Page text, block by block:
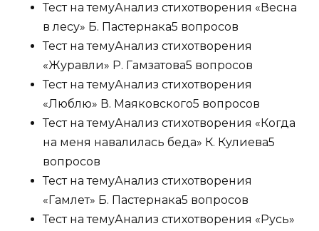
Тест на темуАнализ стихотворения «Весна
в лесу» Б. Пастернака5 вопросов
Тест на темуАнализ стихотворения
«Журавли» Р. Гамзатова5 вопросов
Тест на темуАнализ стихотворения
«Люблю» В. Маяковского5 вопросов
Тест на темуАнализ стихотворения «Когда
на меня навалилась беда» К. Кулиева5
вопросов
Тест на темуАнализ стихотворения
«Гамлет» Б. Пастернака5 вопросов
Тест на темуАнализ стихотворения «Русь»